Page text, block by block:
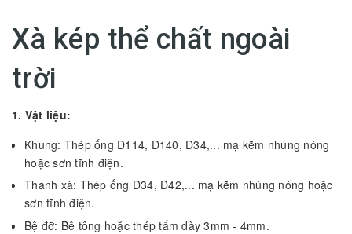
Xà kép thể chất ngoài
trời
1. Vật liệu:
Khung: Thép ống D114, D140, D34,... mạ kẽm nhúng nóng
hoặc sơn tĩnh điện.
Thanh xà: Thép ống D34, D42,... mạ kẽm nhúng nóng hoặc
sơn tĩnh điện.
Bệ đỡ: Bê tông hoặc thép tấm dày 3mm - 4mm.